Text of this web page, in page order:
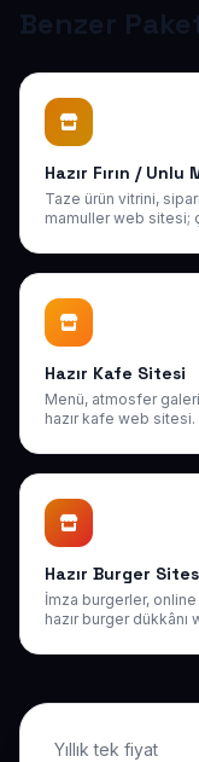
Google mobil
Benzer
Hazır Fırın / Unlu
Taze ürün vitrini,
mamuller web sitesi;
Hazır Kafe Sitesi
Menü, atmosfer
hazır kafe web sitesi.
Hazır Burger
İmza burgerler,
hazır burger dükkânı
Yıllık tek fiyat